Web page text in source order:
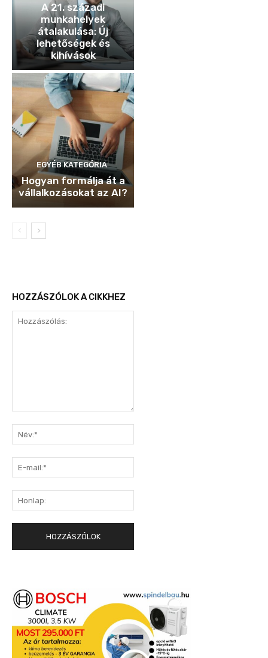
A 21. századi
munkahelyek
átalakulása: Új
lehetőségek és
kihívások
EGYÉB KATEGÓRIA
Hogyan formálja át a
vállalkozásokat az AI?
HOZZÁSZÓLOK A CIKKHEZ
mail:*